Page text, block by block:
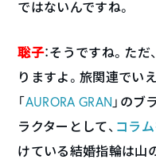
ではないんですね。
聡子：そうですね。た
りますよ。旅関連でい
「AURORA GRAN 」のブ
ラクターとして、 コラ
けている結婚指輪は山